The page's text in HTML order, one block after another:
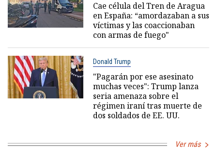
Cae célula del Tren de Aragua
en España: “amordazaban a sus
víctimas y las coaccionaban
con armas de fuego"
Donald Trump
"Pagarán por ese asesinato
muchas veces": Trump lanza
seria amenaza sobre el
régimen iraní tras muerte de
dos soldados de EE. UU.
Ver más